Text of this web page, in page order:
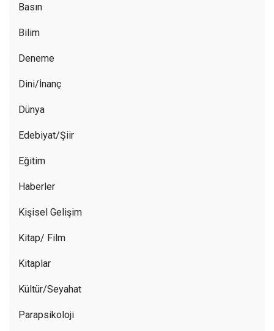
Basın
Bilim
Deneme
Dini/İnanç
Dünya
Edebiyat/Şiir
Eğitim
Haberler
Kişisel Gelişim
Kitap/ Film
Kitaplar
Kültür/Seyahat
Parapsikoloji